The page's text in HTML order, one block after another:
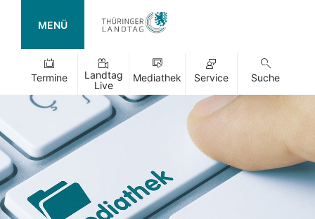
MENÜ
Termine
Landtag
Live
Mediathek Service Suche